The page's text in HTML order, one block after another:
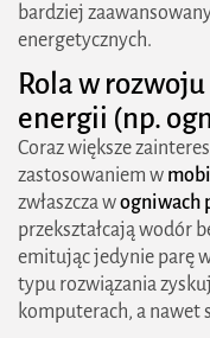
bardziej
energetycznych.
Rola w
energii (np.
Coraz większe
zastosowaniem w
zwłaszcza wogniwach
przekształcają wodór
emitując jedynie parę
typu rozwiązania
komputerach, a nawet